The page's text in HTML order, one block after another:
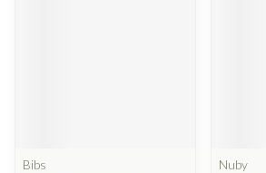
Bibs
Nuby